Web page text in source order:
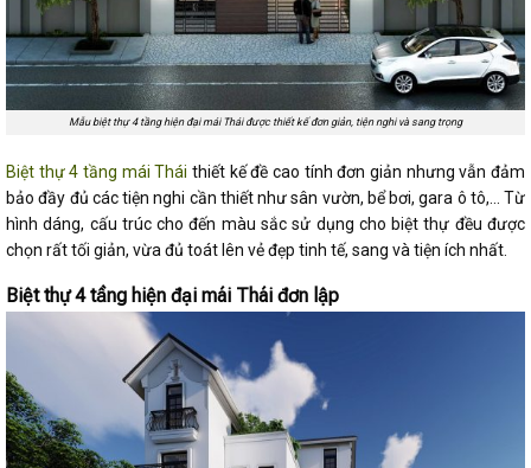
Mẫu biệt thự 4 tầng hiện đại mái Thái được thiết kế đơn giản, tiện nghi và sang trọng
Biệt thự 4 tầng mái Thái thiết kế đề cao tính đơn giản nhưng vẫn đảm
bảo đầy đủ các tiện nghi cần thiết như sân vườn, bể bơi, gara ô tô,… Từ
hình dáng, cấu trúc cho đến màu sắc sử dụng cho biệt thự đều được
chọn rất tối giản, vừa đủ toát lên vẻ đẹp tinh tế, sang và tiện ích nhất.
Biệt thự 4 tầng hiện đại mái Thái đơn lập